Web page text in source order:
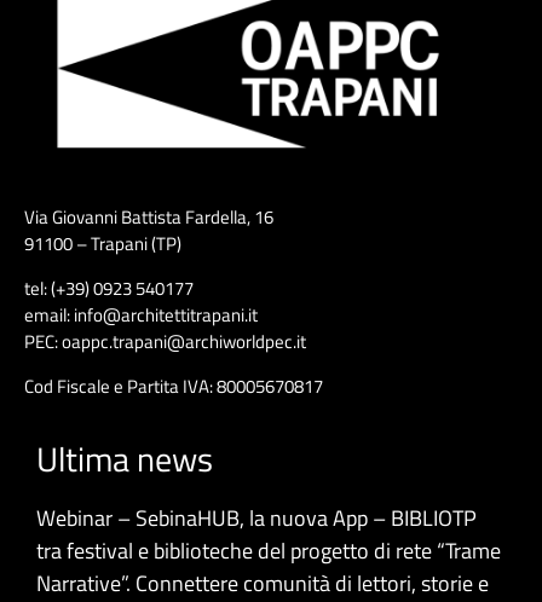
Via Giovanni Battista Fardella, 16
91100 – Trapani (TP)
tel: (+39) 0923 540177
email: info@architettitrapani.it
PEC: oappc.trapani@archiworldpec.it
Cod Fiscale e Partita IVA: 80005670817
Ultima news
Webinar – SebinaHUB, la nuova App – BIBLIOTP
tra festival e biblioteche del progetto di rete “Trame
Narrative”. Connettere comunità di lettori, storie e